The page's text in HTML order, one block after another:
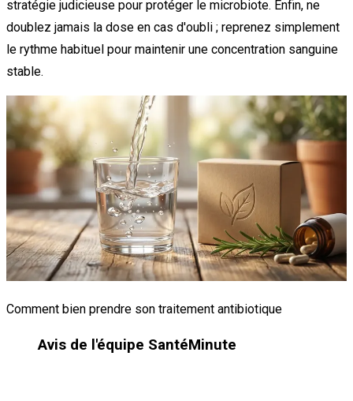
stratégie judicieuse pour protéger le microbiote. Enfin, ne
doublez jamais la dose en cas d'oubli ; reprenez simplement
le rythme habituel pour maintenir une concentration sanguine
stable.
Comment bien prendre son traitement antibiotique
Avis de l'équipe SantéMinute